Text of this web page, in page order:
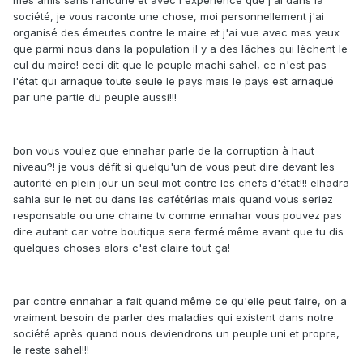
société, je vous raconte une chose, moi personnellement j'ai
organisé des émeutes contre le maire et j'ai vue avec mes yeux
que parmi nous dans la population il y a des lâches qui lèchent le
cul du maire! ceci dit que le peuple machi sahel, ce n'est pas
l'état qui arnaque toute seule le pays mais le pays est arnaqué
par une partie du peuple aussi!!!
bon vous voulez que ennahar parle de la corruption à haut
niveau?! je vous défit si quelqu'un de vous peut dire devant les
autorité en plein jour un seul mot contre les chefs d'état!!! elhadra
sahla sur le net ou dans les cafétérias mais quand vous seriez
responsable ou une chaine tv comme ennahar vous pouvez pas
dire autant car votre boutique sera fermé même avant que tu dis
quelques choses alors c'est claire tout ça!
par contre ennahar a fait quand même ce qu'elle peut faire, on a
vraiment besoin de parler des maladies qui existent dans notre
société après quand nous deviendrons un peuple uni et propre,
le reste sahel!!!